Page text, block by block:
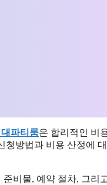
대파티룸은 합리적인 비
청방법과 비용 산정에
비물, 예약 절차, 그리